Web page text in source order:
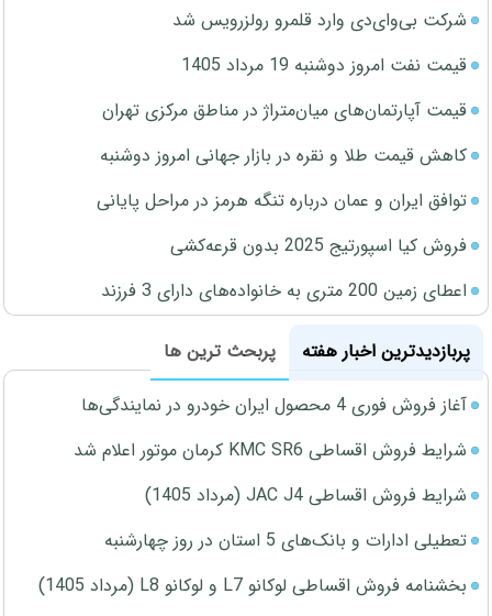
شرکت بی‌وای‌دی وارد قلمرو رولزرویس شد
قیمت نفت امروز دوشنبه 19 مرداد 1405
قیمت آپارتمان‌های میان‌متراژ در مناطق مرکزی تهران
کاهش قیمت طلا و نقره در بازار جهانی امروز دوشنبه
توافق ایران و عمان درباره تنگه هرمز در مراحل پایانی
فروش کیا اسپورتیج 2025 بدون قرعه‌کشی
اعطای زمین 200 متری به خانواده‌های دارای 3 فرزند
پربازدیدترین اخبار هفته
پربحث ترین ها
آغاز فروش فوری 4 محصول ایران خودرو در نمایندگی‌ها
شرایط فروش اقساطی KMC SR6 کرمان موتور اعلام شد
شرایط فروش اقساطی JAC J4 (مرداد 1405)
تعطیلی ادارات و بانک‌های 5 استان در روز چهارشنبه
بخشنامه فروش اقساطی لوکانو L7 و لوکانو L8 (مرداد 1405)